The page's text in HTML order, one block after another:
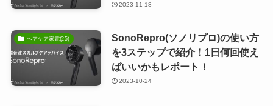
2023-11-18
ヘアケア家電(25)
SonoRepro(ソノリプロ)の使い方
を3ステップで紹介！1日何回使え
ばいいかもレポート！
2023-10-24